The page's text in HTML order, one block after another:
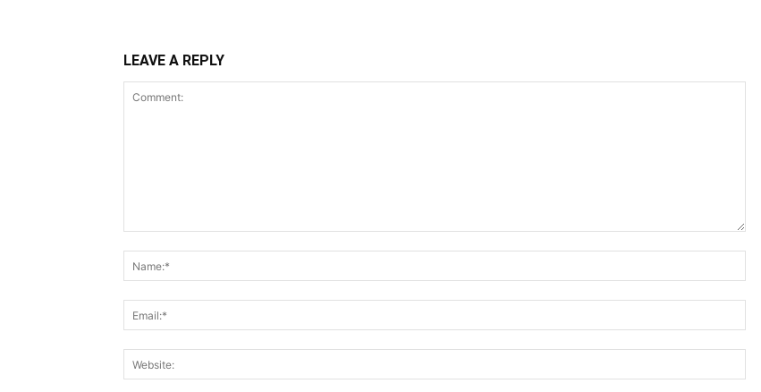
LEAVE A REPLY